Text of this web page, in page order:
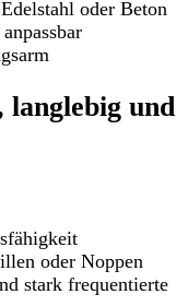
oder Beton
und
oder Noppen
stark frequentierte